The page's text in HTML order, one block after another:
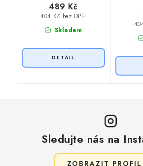
Skladem
404 Kč bez DPH
489 Kč
Sledujte nás na
ZOBRAZIT PROFIL